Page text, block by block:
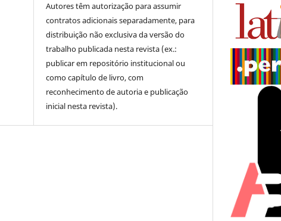
Autores têm autorização para assumir
contratos adicionais separadamente, para
distribuição não exclusiva da versão do
trabalho publicada nesta revista (ex.:
publicar em repositório institucional ou
como capítulo de livro, com
reconhecimento de autoria e publicação
inicial nesta revista).